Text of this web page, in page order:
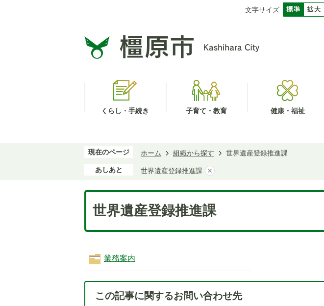
文字サイズ
くらし・手続き 子育て・教育 健康・福祉
現在のページ ホーム 組織から探す 世界遺産登録推進課
あしあと 世界遺産登録推進課
世界遺産登録推進課
業務案内
この記事に関するお問い合わせ先